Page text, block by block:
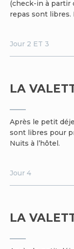
(check-in à partir
repas sont libres.
Jour 2 ET 3
LA
Après le petit
sont libres pour
Nuits à l’hôtel.
Jour 4
LA